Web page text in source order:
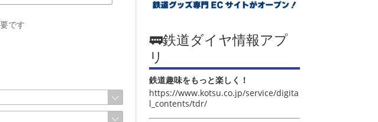
です
🚃鉄道ダイヤ情報アプ
リ
鉄道趣味をもっと楽しく！
https://www.kotsu.co.jp/service/digita
l_contents/tdr/